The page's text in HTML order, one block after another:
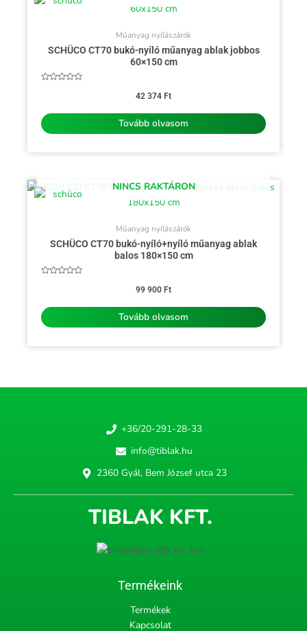
Műanyag nyílászárók
SCHÜCO CT70 bukó-nyíló műanyag ablak jobbos
60×150 cm
42 374 Ft
Tovább olvasom
NINCS RAKTÁRON
Műanyag nyílászárók
SCHÜCO CT70 bukó-nyíló+nyíló műanyag ablak
balos 180×150 cm
99 900 Ft
Tovább olvasom
+36/20-291-28-33
info@tiblak.hu
2360 Gyál, Bem József utca 23
TIBLAK KFT.
Termékeink
Termékek
Kapcsolat